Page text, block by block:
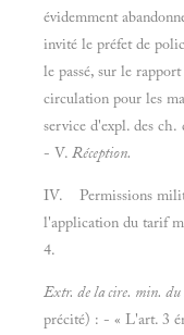
évidemment
invité le préfet de
le passé, sur le
circulation pour les
service d'expl. des
- V. Réception.
IV. Permissions
l'application du tarif
4.
Extr. de la cire. min. du
précité) : - « L'art. 3